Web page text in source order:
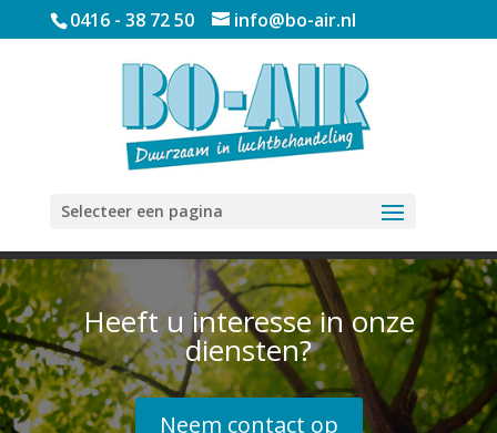
0416 - 38 72 50 info@bo-air.nl
Selecteer een pagina
Heeft u interesse in onze
diensten?
Neem contact op